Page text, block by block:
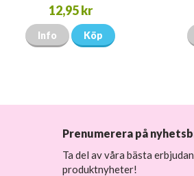
12,95 kr
Info Köp
Prenumerera på
Ta del av våra bästa
produktnyheter!